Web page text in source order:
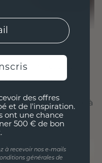
de design est de
étant conçue pour
Elle devient votre
chéris, destinée à
des offres
et de l'inspiration.
ont une chance
500 € de bon
à recevoir nos e-mails
générales de